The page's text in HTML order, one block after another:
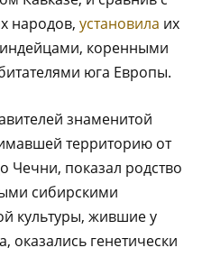
народов, установила их
коренными
юга Европы.
знаменитой
территорию от
Чечни, показал родство
сибирскими
культуры, жившие у
оказались генетически